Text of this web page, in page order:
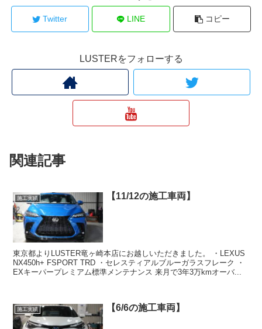
Twitter LINE コピー
LUSTERをフォローする
関連記事
施工実績 【11/12の施工車両】
東京都よりLUSTER竜ヶ崎本店にお越しいただきました。 ・LEXUS
NX450h+ FSPORT TRD ・セレスティアルブルーガラスフレーク ・
EXキーパープレミアム標準メンテナンス 来月で3年3万kmオーバ...
施工実績 【6/6の施工車両】